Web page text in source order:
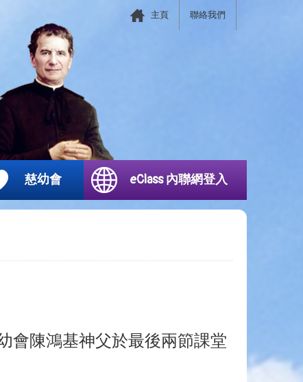
聯絡我們
主頁
慈幼會 eClass 內聯網登入
會陳鴻基神父於最後兩節課堂